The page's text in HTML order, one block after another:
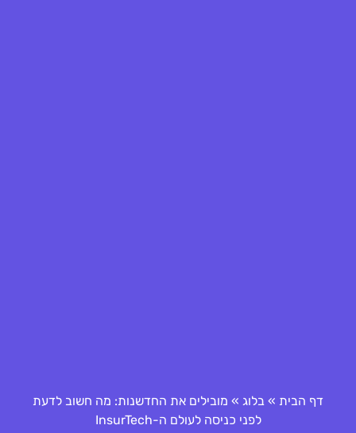
דף הבית » בלוג » מובילים את החדשנות: מה חשוב לדעת
לפני כניסה לעולם ה-InsurTech